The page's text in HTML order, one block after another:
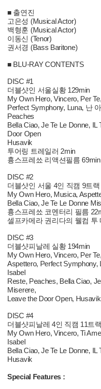
■ 출연진
고은성 (Musical Actor)
백형훈 (Musical Actor)
이동신 (Tenor)
권서경 (Bass Baritone)
■ BLU-RAY CONTENTS
DISC #1
더블샷인 서울실황 129min
My Own Hero, Vincero, Per
Perfect Symphony, Luna, 난
Peaches
Bella Ciao, Je Te Le Donne,
Door Open
Husavik
투어링 트레일러 2min
흉스프레쑈 리액션필름 69min
DISC #2
더블샷인 서울 4인 직캠 9트
My Own Hero, Musica,
Bella Ciao, Je Te Le Donne
흉스프레쑈 코멘터리 필름
셀프카메라 권리다의 웰컴 투
DISC #3
더블샷피날레 실황 194min
My Own Hero, Vincero, Per
Aspettero, Perfect
Isabel
Reste, Peaches, Bella Ciao,
Miserere,
Leave the Door Open, Husavik
DISC #4
더블샷피날레 4인 직캠 11트
My Own Hero, Vincero, Ti
Isabel
Bella Ciao, Je Te Le Donne,
Husavik
Special Features :